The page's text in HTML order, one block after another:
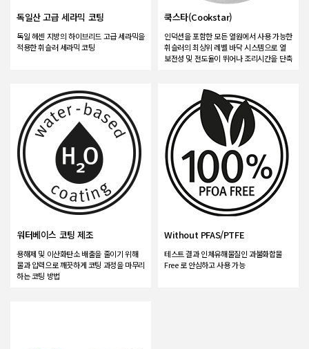
독일산 고급 세라믹 코팅
독일 헤센 지방의 하이브리드 고급 세라믹을
적용한 휘슬러 세라믹 코팅
쿡스타(Cookstar)
인덕션을 포함한 모든 열원에서 사용 가능한
휘슬러의 최상위 레벨 바닥 시스템으로 열
보전성 및 전도율이 뛰어나 조리시간을 단축
워터베이스 코팅 제조
용해제 및 이산화탄소 배출을 줄이기 위해
물과 압력으로 깨끗하게 코팅 과정을 마무리
하는 코팅 방법
Without PFAS/PTFE
테스트 결과 인체유해물질인 과불화합물
Free 로 안심하고 사용 가능